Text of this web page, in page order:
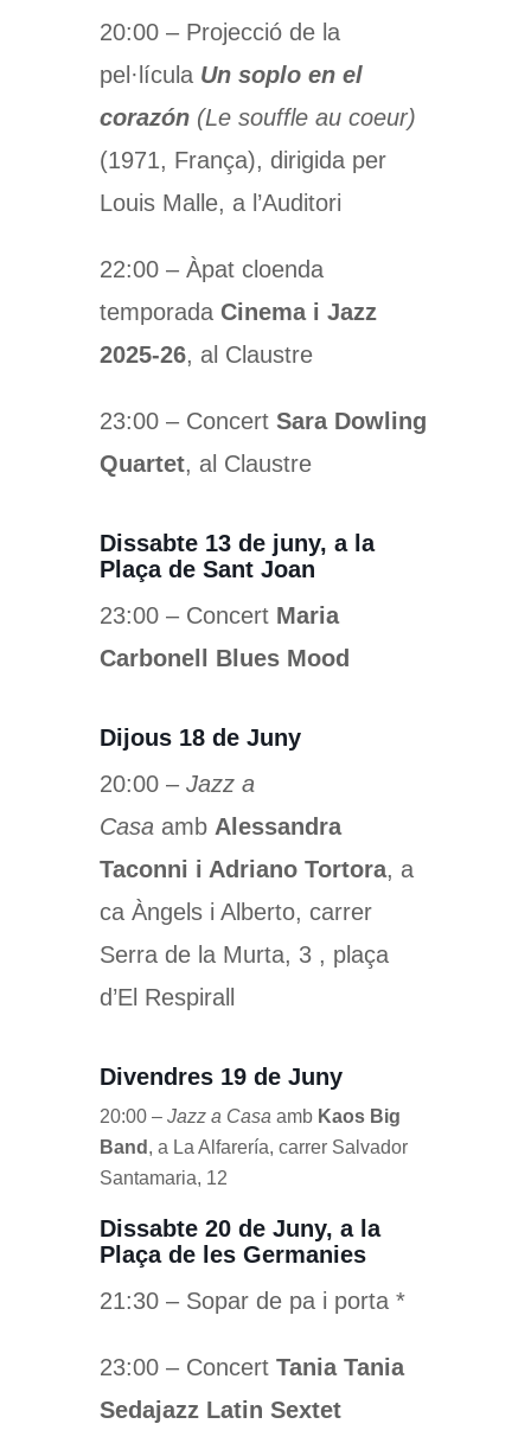
20:00 – Projecció de la
pel·lícula Un soplo en el
corazón (Le souffle au coeur)
(1971, França), dirigida per
Louis Malle, a l’Auditori
22:00 – Àpat cloenda
temporada Cinema i Jazz
2025-26, al Claustre
23:00 – Concert Sara Dowling
Quartet, al Claustre
Dissabte 13 de juny, a la
Plaça de Sant Joan
23:00 – Concert Maria
Carbonell Blues Mood
Dijous 18 de Juny
20:00 – Jazz a
Casa amb Alessandra
Taconni i Adriano Tortora, a
ca Àngels i Alberto, carrer
Serra de la Murta, 3 , plaça
d’El Respirall
Divendres 19 de Juny
20:00 – Jazz a Casa amb Kaos Big
Band , a La Alfarería, carrer Salvador
Santamaria, 12
Dissabte 20 de Juny, a la
Plaça de les Germanies
21:30 – Sopar de pa i porta *
23:00 – Concert Tania Tania
Sedajazz Latin Sextet